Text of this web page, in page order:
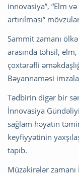
innovasiya”, “Elm
artırılması”
Sammit zamanı
arasında təhsil,
çoxtərəfli
Bəyannaməsi
Tədbirin digər bir
İnnovasiya
sağlam həyatın
keyfiyyətinin
tapıb.
Müzakirələr zamanı